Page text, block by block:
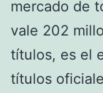
mercado de
vale 202
títulos, es el
títulos